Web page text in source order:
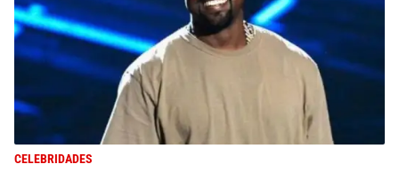
CELEBRIDADES